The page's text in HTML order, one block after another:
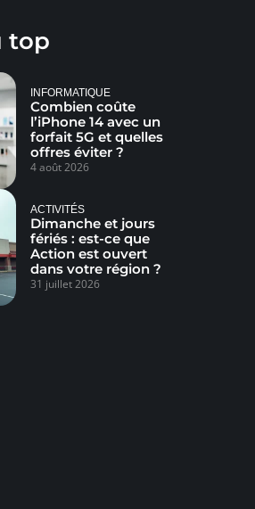
top
INFORMATIQUE
Combien coûte
l’iPhone 14 avec un
forfait 5G et quelles
offres éviter ?
4 août 2026
ACTIVITÉS
Dimanche et jours
fériés : est-ce que
Action est ouvert
dans votre région ?
31 juillet 2026